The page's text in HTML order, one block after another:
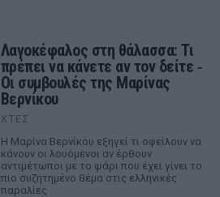
Λαγοκέφαλος στη θάλασσα: Τι
πρέπει να κάνετε αν τον δείτε ‑
Οι συμβουλές της Μαρίνας
Βερνίκου
ΧΤΕΣ
Η Μαρίνα Βερνίκου εξηγεί τι οφείλουν να
κάνουν οι λουόμενοι αν έρθουν
αντιμέτωποι με το ψάρι που έχει γίνει το
πιο συζητημένο θέμα στις ελληνικές
παραλίες